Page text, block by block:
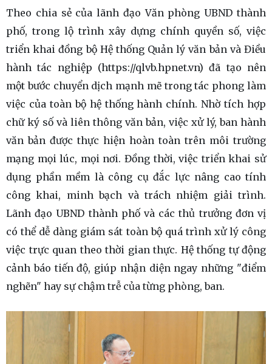
Theo chia sẻ của lãnh đạo Văn phòng UBND thành
phố, trong lộ trình xây dựng chính quyền số, việc
triển khai đồng bộ Hệ thống Quản lý văn bản và Điều
hành tác nghiệp (https://qlvb.hpnet.vn) đã tạo nên
một bước chuyển dịch mạnh mẽ trong tác phong làm
việc của toàn bộ hệ thống hành chính. Nhờ tích hợp
chữ ký số và liên thông văn bản, việc xử lý, ban hành
văn bản được thực hiện hoàn toàn trên môi trường
mạng mọi lúc, mọi nơi. Đồng thời, việc triển khai sử
dụng phần mềm là công cụ đắc lực nâng cao tính
công khai, minh bạch và trách nhiệm giải trình.
Lãnh đạo UBND thành phố và các thủ trưởng đơn vị
có thể dễ dàng giám sát toàn bộ quá trình xử lý công
việc trực quan theo thời gian thực. Hệ thống tự động
cảnh báo tiến độ, giúp nhận diện ngay những "điểm
nghẽn" hay sự chậm trễ của từng phòng, ban.